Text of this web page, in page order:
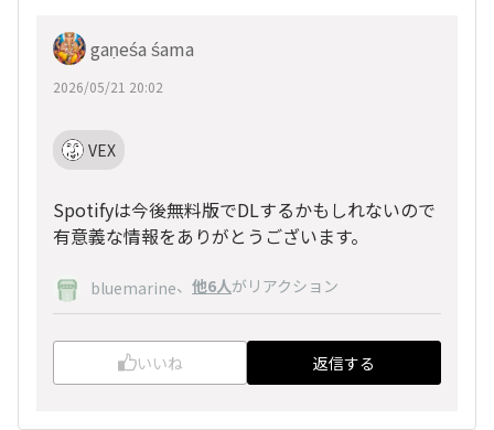
gaṇeśa śama
2026/05/21 20:02
VEX
Spotifyは今後無料版でDLするかもしれないので
有意義な情報をありがとうございます。
bluemarine、 他6人がリアクション
いいね 返信する